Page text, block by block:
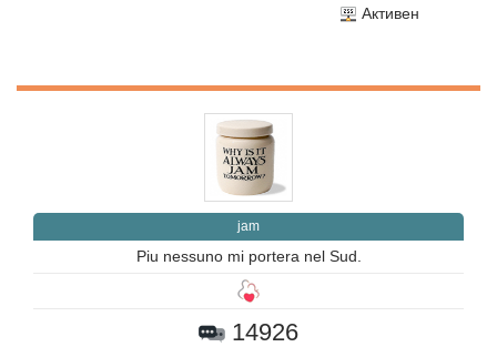
Активен
jam
Piu nessuno mi portera nel Sud.
14926